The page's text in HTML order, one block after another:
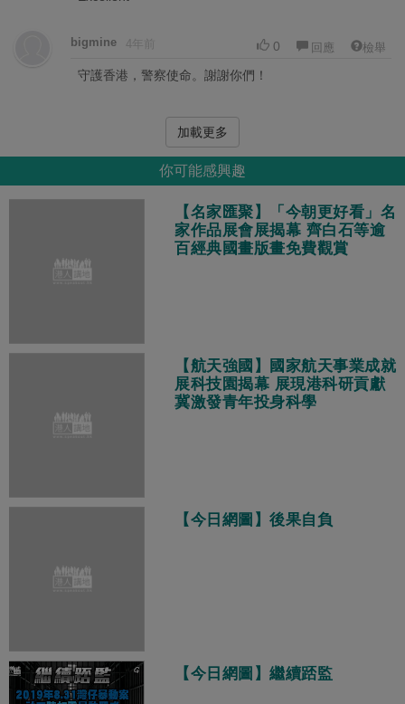
bigmine 4年前 0 回應 檢舉
守護香港，警察使命。謝謝你們！
加載更多
你可能感興趣
【名家匯聚】「今朝更好看」名
家作品展會展揭幕 齊白石等逾
百經典國畫版畫免費觀賞
【航天強國】國家航天事業成就
展科技園揭幕 展現港科研貢獻
冀激發青年投身科學
【今日網圖】後果自負
【今日網圖】繼續踎監